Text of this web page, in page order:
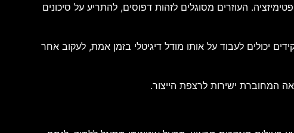
העוזרים מסוגלים לזהות דפוסים, להתריע על סיכונים
יכולים לעבוד על אותו מודל דיגיטלי בזמן אמת, לעקוב אחר